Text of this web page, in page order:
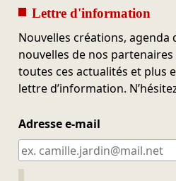
Lettre d'information
Nouvelles créations, agenda
nouvelles de nos
toutes ces actualités et plus
lettre d’information.
Adresse e-mail